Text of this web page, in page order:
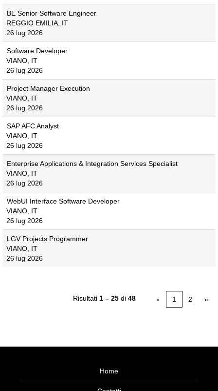
BE Senior Software Engineer
REGGIO EMILIA, IT
26 lug 2026
Software Developer
VIANO, IT
26 lug 2026
Project Manager Execution
VIANO, IT
26 lug 2026
SAP AFC Analyst
VIANO, IT
26 lug 2026
Enterprise Applications & Integration Services Specialist
VIANO, IT
26 lug 2026
WebUI Interface Software Developer
VIANO, IT
26 lug 2026
LGV Projects Programmer
VIANO, IT
26 lug 2026
Risultati 1 – 25 di 48 « 1 2 »
Home